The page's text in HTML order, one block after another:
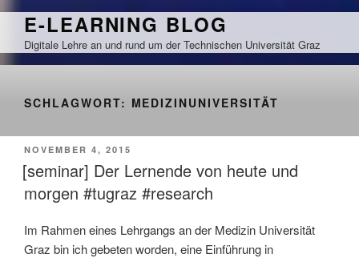
Zum
springen
E-LEARNING BLOG
Digitale Lehre an und rund um der Technischen Universität Graz
SCHLAGWORT: MEDIZINUNIVERSITÄT
VERÖFFENTLICHT
AM
NOVEMBER 4, 2015
[seminar] Der Lernende von heute und
morgen #tugraz #research
Im Rahmen eines Lehrgangs an der Medizin Universität
Graz bin ich gebeten worden, eine Einführung in